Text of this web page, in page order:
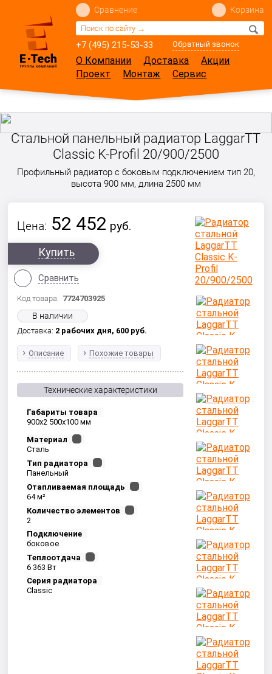
+7 (495) 215-53-33 Обратный звонок
Сравнение Корзина
О Компании Доставка
Акции
Проект
Монтаж Сервис
Стальной панельный радиатор LaggarTT
Classic K-Profil 20/900/2500
Профильный радиатор с боковым подключением тип 20,
высота 900 мм, длина 2500 мм
Цена: 52 452 руб.
Купить
Сравнить
Код товара: 7724703925
В наличии
Доставка: 2 рабочих дня, 600 руб.
Описание Похожие товары
Технические характеристики
Габариты товара
900x2 500x100 мм
Материал
Сталь
Тип радиатора
Панельный
Отапливаемая площадь
64 м²
Количество элементов
2
Подключение
боковое
Теплоотдача
6 363 Вт
Серия радиатора
Classic